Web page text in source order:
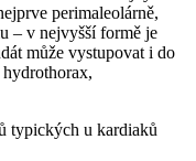
perimaleolárně,
– v nejvyšší formě je
může vystupovat i do
hydrothorax,
typických u kardiaků